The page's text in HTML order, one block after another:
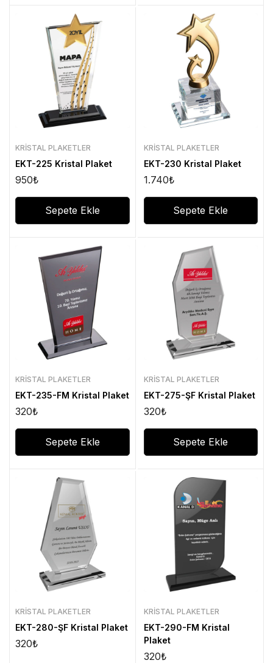
KRISTAL PLAKETLER
EKT-225 Kristal Plaket
950₺
Sepete Ekle
KRISTAL PLAKETLER
EKT-230 Kristal Plaket
1.740₺
Sepete Ekle
KRISTAL PLAKETLER
EKT-235-FM Kristal Plaket
320₺
Sepete Ekle
KRISTAL PLAKETLER
EKT-275-ŞF Kristal Plaket
320₺
Sepete Ekle
KRISTAL PLAKETLER
EKT-280-ŞF Kristal Plaket
320₺
KRISTAL PLAKETLER
EKT-290-FM Kristal
Plaket
320₺